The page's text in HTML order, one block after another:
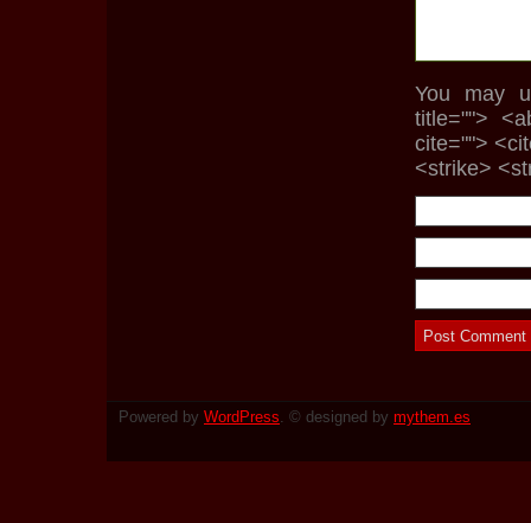
You may
title="">
cite="">
<strike>
Powered by WordPress. © designed by mythem.es